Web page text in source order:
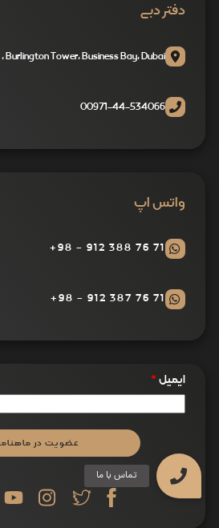
دفتر دبی
Burlington Tower, Business Bay, Dubai
00971-44-534066
واتس اپ
71 76 388 912 - 98+
71 76 387 912 - 98+
ایمیل *
عضویت در